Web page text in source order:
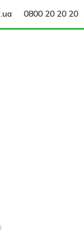
0800 20 20 20